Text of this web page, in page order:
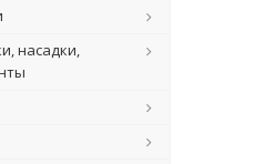
насадки,